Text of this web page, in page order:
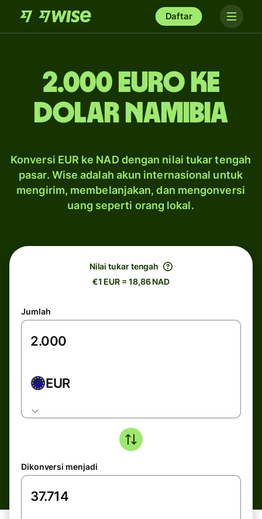
Daftar
2.000 euro ke
dolar Namibia
Konversi EUR ke NAD dengan nilai tukar tengah
pasar. Wise adalah akun internasional untuk
mengirim, membelanjakan, dan mengonversi
uang seperti orang lokal.
Nilai tukar tengah
€1 EUR = 18,86 NAD
Jumlah
EUR
Dikonversi menjadi